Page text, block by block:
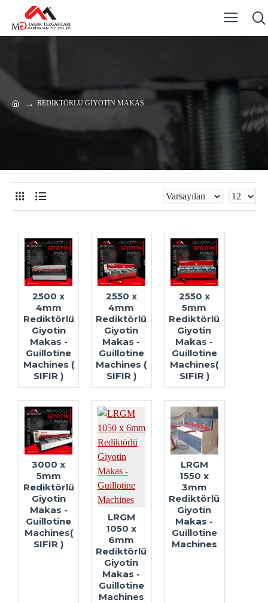
REDİKTÖRLÜ GİYOTİN MAKAS
2500 x
4mm
Rediktörlü
Giyotin
Makas -
Guillotine
Machines (
SIFIR )
2550 x
4mm
Rediktörlü
Giyotin
Makas -
Guillotine
Machines (
SIFIR )
2550 x
5mm
Rediktörlü
Giyotin
Makas -
Guillotine
Machines(
SIFIR )
3000 x
5mm
Rediktörlü
Giyotin
Makas -
Guillotine
Machines(
SIFIR )
LRGM
1050 x
6mm
Rediktörlü
Giyotin
Makas -
Guillotine
Machines
LRGM
1550 x
3mm
Rediktörlü
Giyotin
Makas -
Guillotine
Machines